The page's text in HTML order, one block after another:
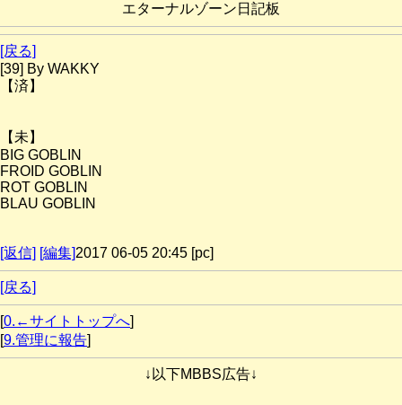
エターナルゾーン日記板
[戻る]
[39] By WAKKY
【済】
【未】
BIG GOBLIN
FROID GOBLIN
ROT GOBLIN
BLAU GOBLIN
[返信] [編集]2017 06-05 20:45 [pc]
[戻る]
[0.←サイトトップへ]
[9.管理に報告]
↓以下MBBS広告↓